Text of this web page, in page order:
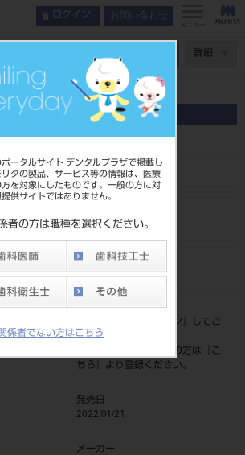
ータルサイト デンタルプラザで掲載し
リタの製品、サービス等の情報は、医療
方を対象にしたものです。一般の方に対
供サイトではありません。
者の方は職種を選択ください。
係者でない方はこちら
ログイン お問い合わせ
メニュー
詳細
ーサルステイン ヴァイオレット
問い合わせ
イン ヴァイオレット
料
206440313VA
JAN/EANコード
標準価格
ログイン
』してご
覧ください。
ネット会員登録がまだの方は『
こ
ちら
』より登録ください。
発売日
2022/01/21
メーカー